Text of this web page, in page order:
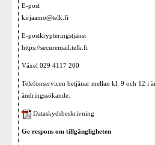
E-post
kirjaamo@telk.fi
E-postkrypteringstjänst
https://securemail.telk.fi
Växel 029 4117 200
Telefonservicen betjänar mellan kl. 9 och 12 i
ändringssökande.
Dataskydsbeskrivning
Ge respons om tillgängligheten